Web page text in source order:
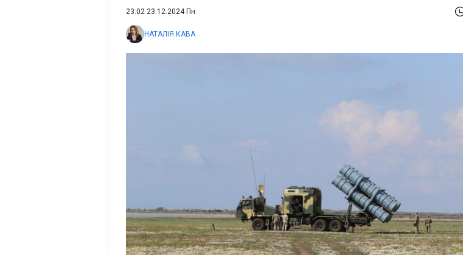
23:02 23.12.2024 Пн
НАТАЛІЯ КАВА